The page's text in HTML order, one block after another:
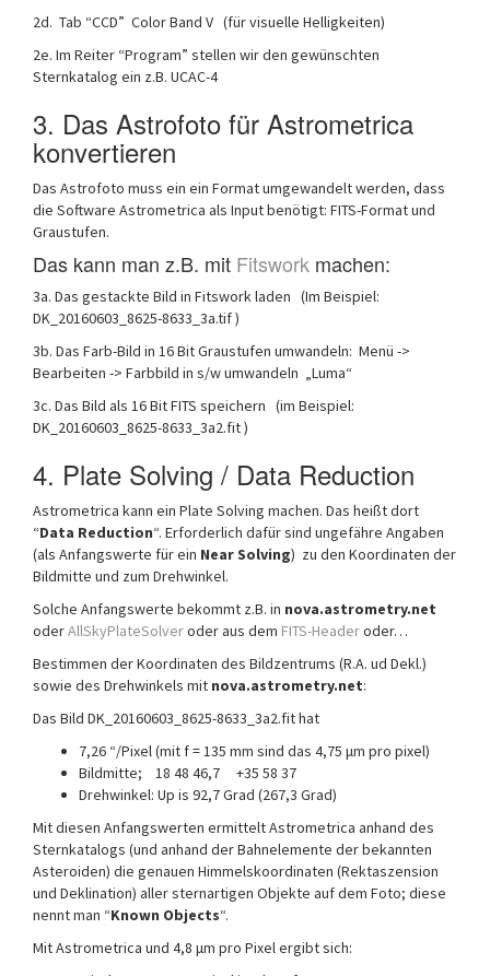
2d. Tab “CCD” Color Band V (für visuelle Helligkeiten)
2e. Im Reiter “Program” stellen wir den gewünschten
Sternkatalog ein z.B. UCAC-4
3. Das Astrofoto für Astrometrica
konvertieren
Das Astrofoto muss ein ein Format umgewandelt werden, dass
die Software Astrometrica als Input benötigt: FITS-Format und
Graustufen.
Das kann man z.B. mit Fitswork machen:
3a. Das gestackte Bild in Fitswork laden (Im Beispiel:
DK_20160603_8625-8633_3a.tif )
3b. Das Farb-Bild in 16 Bit Graustufen umwandeln: Menü ->
Bearbeiten -> Farbbild in s/w umwandeln „Luma“
3c. Das Bild als 16 Bit FITS speichern (im Beispiel:
DK_20160603_8625-8633_3a2.fit )
4. Plate Solving / Data Reduction
Astrometrica kann ein Plate Solving machen. Das heißt dort
“Data Reduction“. Erforderlich dafür sind ungefähre Angaben
(als Anfangswerte für ein Near Solving) zu den Koordinaten der
Bildmitte und zum Drehwinkel.
Solche Anfangswerte bekommt z.B. in nova.astrometry.net
oderAllSkyPlateSolveroder aus dem FITS-Headeroder…
Bestimmen der Koordinaten des Bildzentrums (R.A. ud Dekl.)
sowie des Drehwinkels mit nova.astrometry.net:
Das Bild DK_20160603_8625-8633_3a2.fit hat
7,26 “/Pixel (mit f = 135 mm sind das 4,75 μm pro pixel)
Bildmitte; 18 48 46,7 +35 58 37
Drehwinkel: Up is 92,7 Grad (267,3 Grad)
Mit diesen Anfangswerten ermittelt Astrometrica anhand des
Sternkatalogs (und anhand der Bahnelemente der bekannten
Asteroiden) die genauen Himmelskoordinaten (Rektaszension
und Deklination) aller sternartigen Objekte auf dem Foto; diese
nennt man “Known Objects“.
Mit Astrometrica und 4,8 μm pro Pixel ergibt sich: